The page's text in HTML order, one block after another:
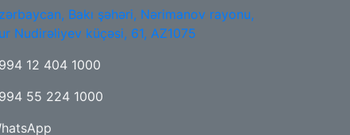
Bakı şəhəri, Nərimanov rayonu,
Nudirəliyev küçəsi, 61, AZ1075
12 404 1000
55 224 1000